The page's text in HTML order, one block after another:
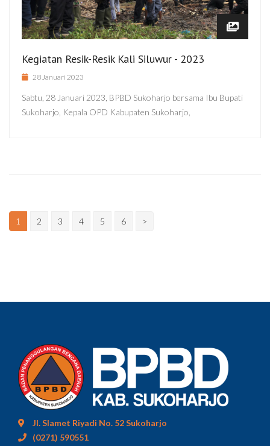
Kegiatan Resik-Resik Kali Siluwur - 2023
28 Januari 2023
Sabtu, 28 Januari 2023, BPBD Sukoharjo bersama Ibu Bupati
Sukoharjo, Kepala OPD Kabupaten Sukoharjo,
1 2 3 4 5 6 >
Jl. Slamet Riyadi No. 52 Sukoharjo
(0271) 590551